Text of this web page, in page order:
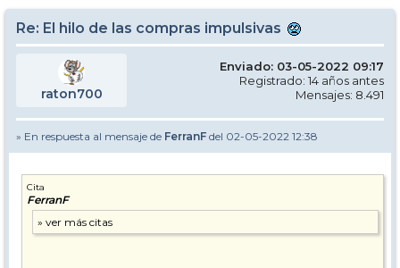
Re: El hilo de las compras impulsivas
raton700
Enviado: 03-05-2022 09:17
Registrado: 14 años antes
Mensajes: 8.491
» En respuesta al mensaje de FerranF del 02-05-2022 12:38
Cita
FerranF